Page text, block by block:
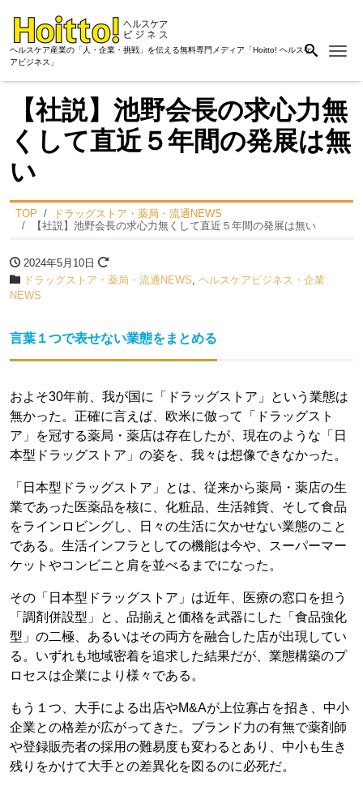
ヘルスケア産業の「人・企業・挑戦」を伝える無料専門メディア「Hoitto! ヘルスケ
アビジネス」
【社説】池野会長の求心力無
くして直近５年間の発展は無
い
TOP
ドラッグストア・薬局・流通NEWS
【社説】池野会長の求心力無くして直近５年間の発展は無い
2024年5月10日
ドラッグストア・薬局・流通NEWS ヘルスケアビジネス・企業
NEWS
言葉１つで表せない業態をまとめる
およそ30年前、我が国に「ドラッグストア」という業態は
無かった。正確に言えば、欧米に倣って「ドラッグスト
ア」を冠する薬局・薬店は存在したが、現在のような「日
本型ドラッグストア」の姿を、我々は想像できなかった。
「日本型ドラッグストア」とは、従来から薬局・薬店の生
業であった医薬品を核に、化粧品、生活雑貨、そして食品
をラインロビングし、日々の生活に欠かせない業態のこと
である。生活インフラとしての機能は今や、スーパーマー
ケットやコンビニと肩を並べるまでになった。
その「日本型ドラッグストア」は近年、医療の窓口を担う
「調剤併設型」と、品揃えと価格を武器にした「食品強化
型」の二極、あるいはその両方を融合した店が出現してい
る。いずれも地域密着を追求した結果だが、業態構築のプ
ロセスは企業により様々である。
もう１つ、大手による出店やM&Aが上位寡占を招き、中小
企業との格差が広がってきた。ブランド力の有無で薬剤師
や登録販売者の採用の難易度も変わるとあり、中小も生き
残りをかけて大手との差異化を図るのに必死だ。